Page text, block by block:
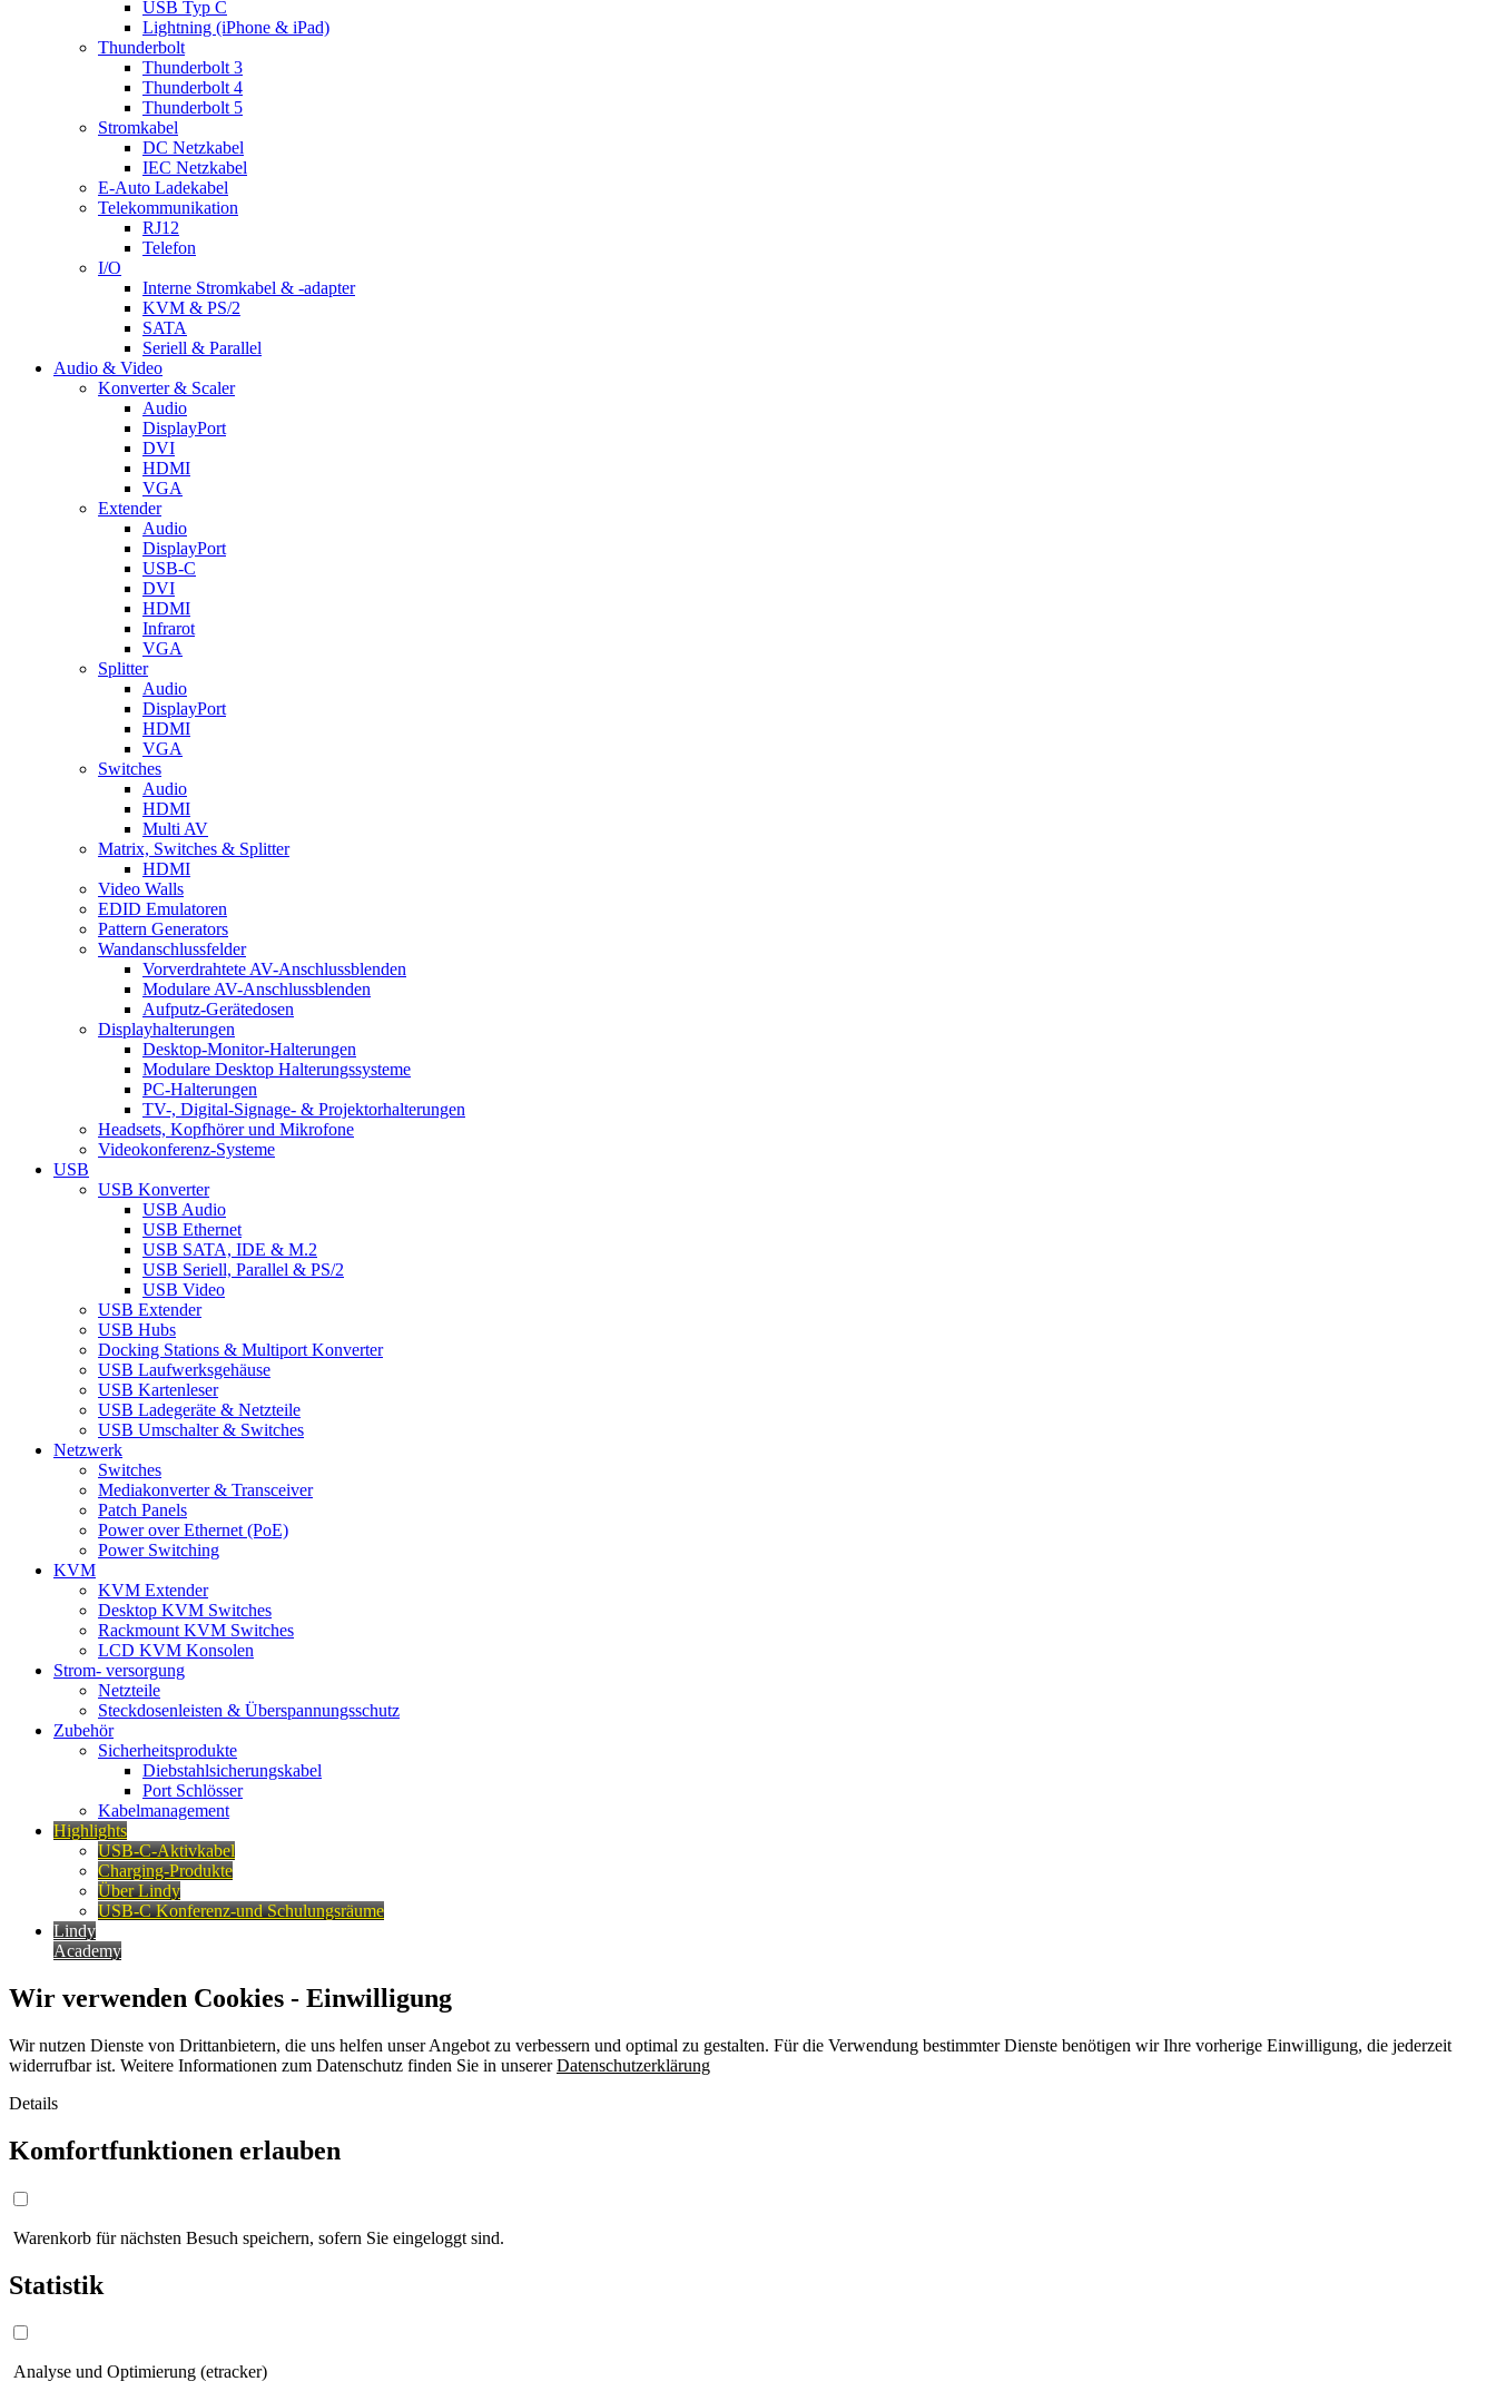
USB Typ C
Lightning (iPhone & iPad)
Thunderbolt
Thunderbolt 3
Thunderbolt 4
Thunderbolt 5
Stromkabel
DC Netzkabel
IEC Netzkabel
E-Auto Ladekabel
Telekommunikation
RJ12
Telefon
I/O
Interne Stromkabel & -adapter
KVM & PS/2
SATA
Seriell & Parallel
Audio & Video
Konverter & Scaler
Audio
DisplayPort
DVI
HDMI
VGA
Extender
Audio
DisplayPort
USB-C
DVI
HDMI
Infrarot
VGA
Splitter
Audio
DisplayPort
HDMI
VGA
Switches
Audio
HDMI
Multi AV
Matrix, Switches & Splitter
HDMI
Video Walls
EDID Emulatoren
Pattern Generators
Wandanschlussfelder
Vorverdrahtete AV-Anschlussblenden
Modulare AV-Anschlussblenden
Aufputz-Gerätedosen
Displayhalterungen
Desktop-Monitor-Halterungen
Modulare Desktop Halterungssysteme
PC-Halterungen
TV-, Digital-Signage- & Projektorhalterungen
Headsets, Kopfhörer und Mikrofone
Videokonferenz-Systeme
USB
USB Konverter
USB Audio
USB Ethernet
USB SATA, IDE & M.2
USB Seriell, Parallel & PS/2
USB Video
USB Extender
USB Hubs
Docking Stations & Multiport Konverter
USB Laufwerksgehäuse
USB Kartenleser
USB Ladegeräte & Netzteile
USB Umschalter & Switches
Netzwerk
Switches
Mediakonverter & Transceiver
Patch Panels
Power over Ethernet (PoE)
Power Switching
KVM
KVM Extender
Desktop KVM Switches
Rackmount KVM Switches
LCD KVM Konsolen
Strom- versorgung
Netzteile
Steckdosenleisten & Überspannungsschutz
Zubehör
Sicherheitsprodukte
Diebstahlsicherungskabel
Port Schlösser
Kabelmanagement
Highlights
USB-C-Aktivkabel
Charging-Produkte
Über Lindy
USB-C Konferenz-und Schulungsräume
Lindy
Academy
Wir verwenden Cookies - Einwilligung
Wir nutzen Dienste von Drittanbietern, die uns helfen unser Angebot zu verbessern und optimal zu gestalten. Für die Verwendung bestimmter Dienste benötigen wir Ihre vorherige Einwilligung, die jederzeit
widerrufbar ist. Weitere Informationen zum Datenschutz finden Sie in unsererDatenschutzerklärung
Details
Komfortfunktionen erlauben
Warenkorb für nächsten Besuch speichern, sofern Sie eingeloggt sind.
Statistik
Analyse und Optimierung (etracker)